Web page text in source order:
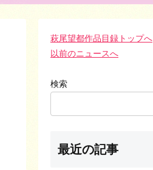
萩尾望都作品目録トップへ
以前のニュースへ
検索
最近の記事